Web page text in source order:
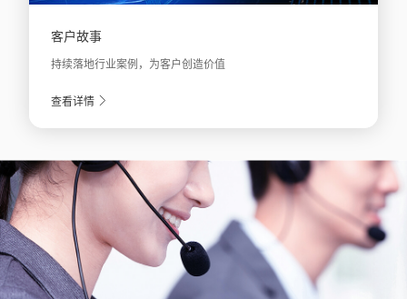
客户故事
持续落地行业案例，为客户创造价值
查看详情